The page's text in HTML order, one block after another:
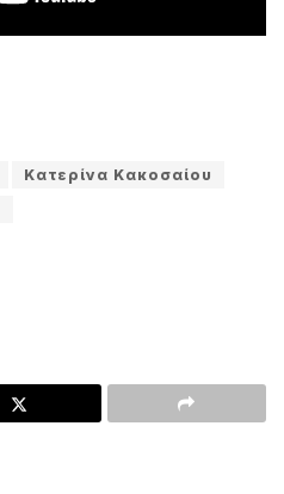
Κατερίνα Κακοσαίου